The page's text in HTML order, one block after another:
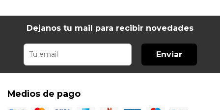
Dejanos tu mail para recibir novedades
Enviar
Medios de pago